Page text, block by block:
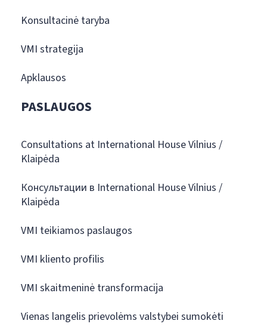
Konsultacinė taryba
VMI strategija
Apklausos
PASLAUGOS
Consultations at International House Vilnius /
Klaipėda
Консультации в International House Vilnius /
Klaipėda
VMI teikiamos paslaugos
VMI kliento profilis
VMI skaitmeninė transformacija
Vienas langelis prievolėms valstybei sumokėti